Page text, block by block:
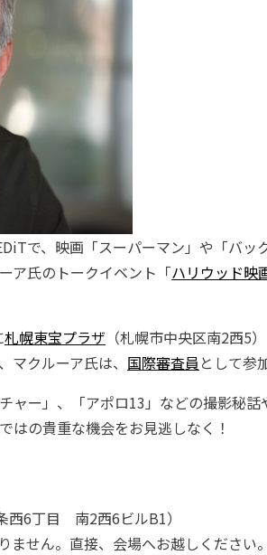
で、映画「スーパーマン」や「バッ
ア氏のトークイベント「ハリウッド映
札幌東宝プラザ （札幌市中央区南2西5
マクルーア氏は、 国際審査員 として参
ャー」、「アポロ13」などの撮影秘
はの貴重な機会をお見逃しなく！
西6丁目 南2西6ビルB1）
ません。直接、会場へお越しください